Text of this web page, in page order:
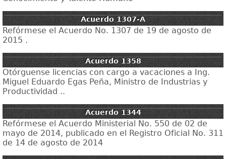
Acuerdo 1307-A
Refórmese el Acuerdo No. 1307 de 19 de agosto de
2015 .
Acuerdo 1358
Otórguense licencias con cargo a vacaciones a Ing.
Miguel Eduardo Egas Peña, Ministro de Industrias y
Productividad ..
Acuerdo 1344
Refórmese el Acuerdo Ministerial No. 550 de 02 de
mayo de 2014, publicado en el Registro Oficial No. 311
de 14 de agosto de 2014